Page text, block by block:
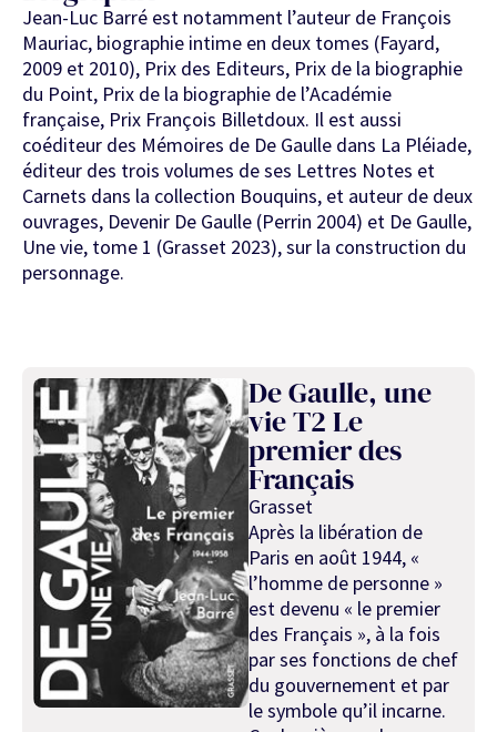
Jean-Luc Barré est notamment l’auteur de François
Mauriac, biographie intime en deux tomes (Fayard,
2009 et 2010), Prix des Editeurs, Prix de la biographie
du Point, Prix de la biographie de l’Académie
française, Prix François Billetdoux. Il est aussi
coéditeur des Mémoires de De Gaulle dans La Pléiade,
éditeur des trois volumes de ses Lettres Notes et
Carnets dans la collection Bouquins, et auteur de deux
ouvrages, Devenir De Gaulle (Perrin 2004) et De Gaulle,
Une vie, tome 1 (Grasset 2023), sur la construction du
personnage.
De Gaulle, une
vie T2 Le
premier des
Français
Grasset
Après la libération de
Paris en août 1944, «
l’homme de personne »
est devenu « le premier
des Français », à la fois
par ses fonctions de chef
du gouvernement et par
le symbole qu’il incarne.